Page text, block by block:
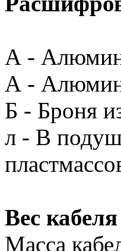
А -
А -
Б - Броня
л - В
Вес
Масса